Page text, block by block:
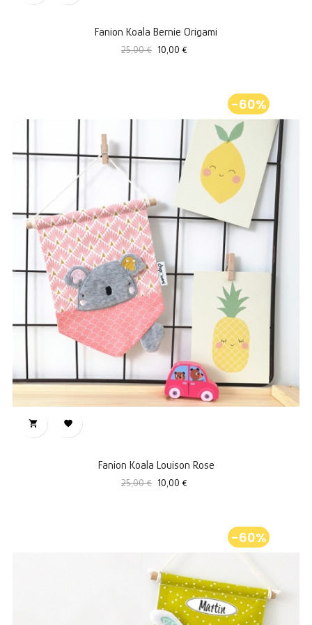
Fanion Koala Bernie Origami
Prix
25,00 € Prix
10,00 €
-60%
 
Fanion Koala Louison Rose
Prix
25,00 € Prix
10,00 €
-60%